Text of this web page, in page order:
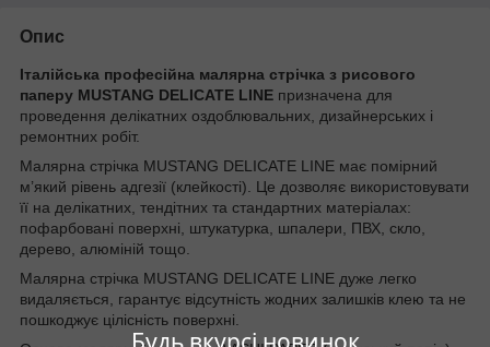
Опис
Італійська професійна малярна стрічка з рисового
паперу MUSTANG DELICATE LINE призначена для
проведення делікатних оздоблювальних, дизайнерських і
ремонтних робіт.
Малярна стрічка MUSTANG DELICATE LINE має помірний
м’який рівень адгезії (клейкості). Це дозволяє використовувати
її на делікатних, тендітних та стандартних матеріалах:
пофарбовані поверхні, штукатурка, шпалери, ПВХ, скло,
дерево, алюміній тощо.
Малярна стрічка MUSTANG DELICATE LINE дуже легко
видаляється, гарантує відсутність жодних залишків клею та не
пошкоджує цілісність поверхні.